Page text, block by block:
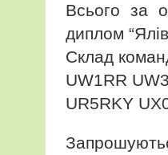
Всього за
диплом
Склад
UW1RR
UR5RKY